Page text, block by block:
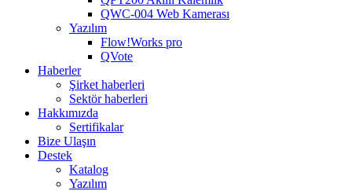
QWC-004 Web Kamerası
Yazılım
Flow!Works pro
QVote
Haberler
Şirket haberleri
Sektör haberleri
Hakkımızda
Sertifikalar
Bize Ulaşın
Destek
Katalog
Yazılım